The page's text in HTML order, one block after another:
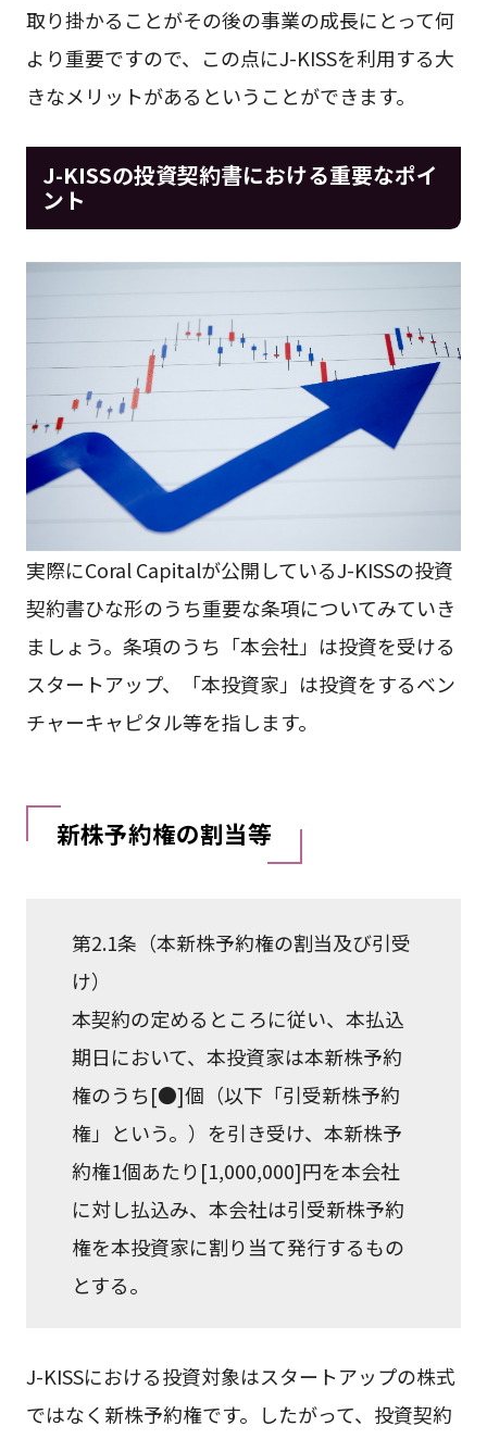
取り掛かることがその後の事業の成長にとって何
より重要ですので、この点にJ-KISSを利用する大
きなメリットがあるということができます。
J-KISSの投資契約書における重要なポイ
ント
実際にCoral Capitalが公開しているJ-KISSの投資
契約書ひな形のうち重要な条項についてみていき
ましょう。条項のうち「本会社」は投資を受ける
スタートアップ、「本投資家」は投資をするベン
チャーキャピタル等を指します。
新株予約権の割当等
第2.1条（本新株予約権の割当及び引受
け）
本契約の定めるところに従い、本払込
期日において、本投資家は本新株予約
権のうち[●]個（以下「引受新株予約
権」という。）を引き受け、本新株予
約権1個あたり[1,000,000]円を本会社
に対し払込み、本会社は引受新株予約
権を本投資家に割り当て発行するもの
とする。
J-KISSにおける投資対象はスタートアップの株式
ではなく新株予約権です。したがって、投資契約